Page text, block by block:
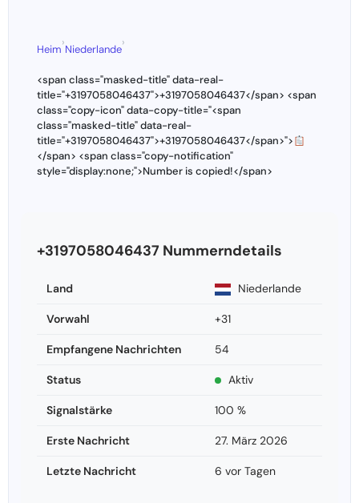
Heim
›
Niederlande
›
<span class="masked-title" data-real-
title="+3197058046437">+3197058046437</span> <span
class="copy-icon" data-copy-title="<span
class="masked-title" data-real-
title="+3197058046437">+3197058046437</span>">
</span> <span class="copy-notification"
style="display:none;">Number is copied!</span>
+3197058046437 Nummerndetails
Land Niederlande
Vorwahl +31
Empfangene Nachrichten 54
Status Aktiv
Signalstärke 100 %
Erste Nachricht 27. März 2026
Letzte Nachricht 6 vor Tagen